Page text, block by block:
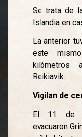
Se trata de
Islandia en
La anterior
este
kilómetros
Reikiavik.
Vigilan de
El 11 de
evacuaron